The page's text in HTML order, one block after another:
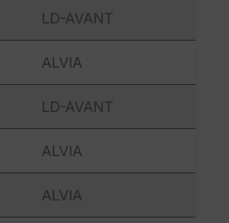
LD-AVANT
ALVIA
LD-AVANT
ALVIA
ALVIA